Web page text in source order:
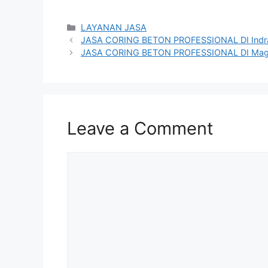
Categories
LAYANAN JASA
JASA CORING BETON PROFESSIONAL DI
JASA CORING BETON PROFESSIONAL DI
Leave a Comment